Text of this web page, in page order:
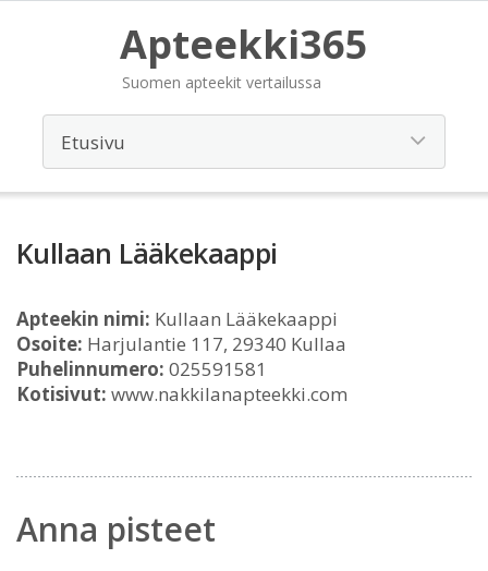
Apteekki365
Suomen apteekit vertailussa
Kullaan Lääkekaappi
Apteekin nimi: Kullaan Lääkekaappi
Osoite: Harjulantie 117, 29340 Kullaa
Puhelinnumero: 025591581
Kotisivut: www.nakkilanapteekki.com
Anna pisteet